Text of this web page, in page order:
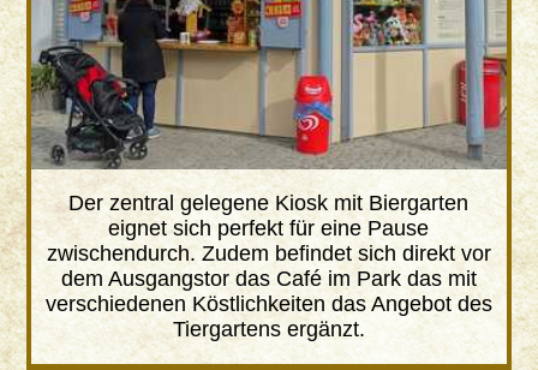
Der zentral gelegene Kiosk mit Biergarten
eignet sich perfekt für eine Pause
zwischendurch. Zudem befindet sich direkt vor
dem Ausgangstor das Café im Park das mit
verschiedenen Köstlichkeiten das Angebot des
Tiergartens ergänzt.